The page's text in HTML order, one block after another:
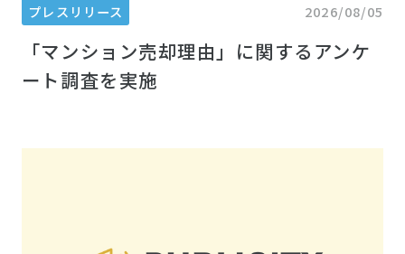
プレスリリース 2026/08/05
「マンション売却理由」に関するアンケ
ート調査を実施